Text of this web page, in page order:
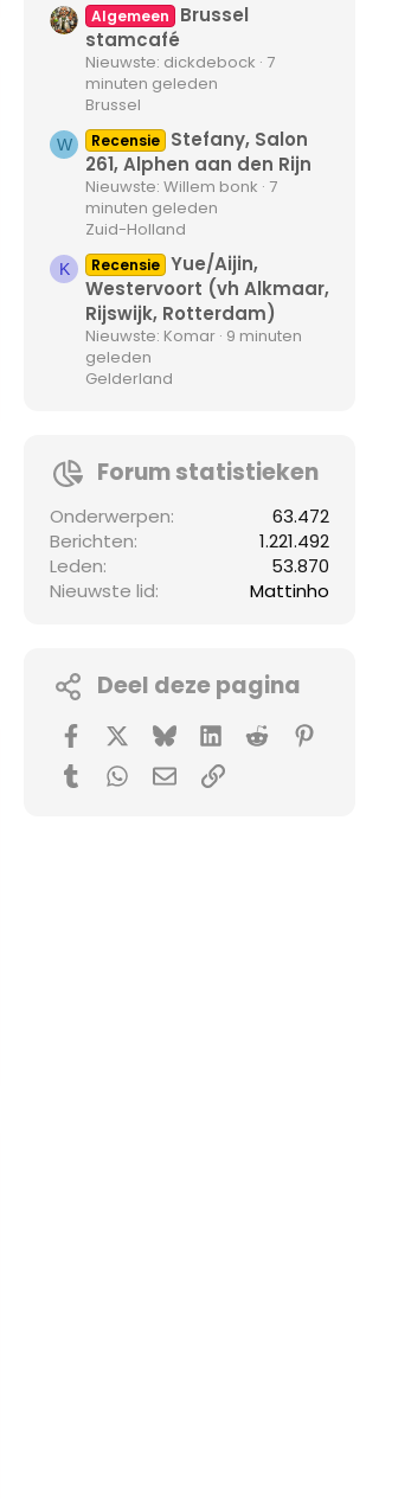
Algemeen
Brussel
stamcafé
Nieuwste: dickdebock 7
minuten geleden
Brussel
W Recensie Stefany, Salon
261, Alphen aan den Rijn
Nieuwste: Willem bonk 7
minuten geleden
Zuid-Holland
K Recensie Yue/Aijin,
Westervoort (vh Alkmaar,
Rijswijk, Rotterdam)
Nieuwste: Komar 9 minuten
geleden
Gelderland
Forum statistieken
Onderwerpen
63.472
Berichten
1.221.492
Leden
53.870
Nieuwste lid
Mattinho
Deel deze pagina
FacebookX (Twitter)
Bluesky LinkedInReddit
Tumblr WhatsApp
E-mailkoppeling